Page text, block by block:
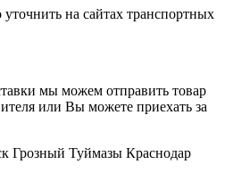
на сайтах транспортных
мы можем отправить товар
или Вы можете приехать за
Грозный Туймазы Краснодар